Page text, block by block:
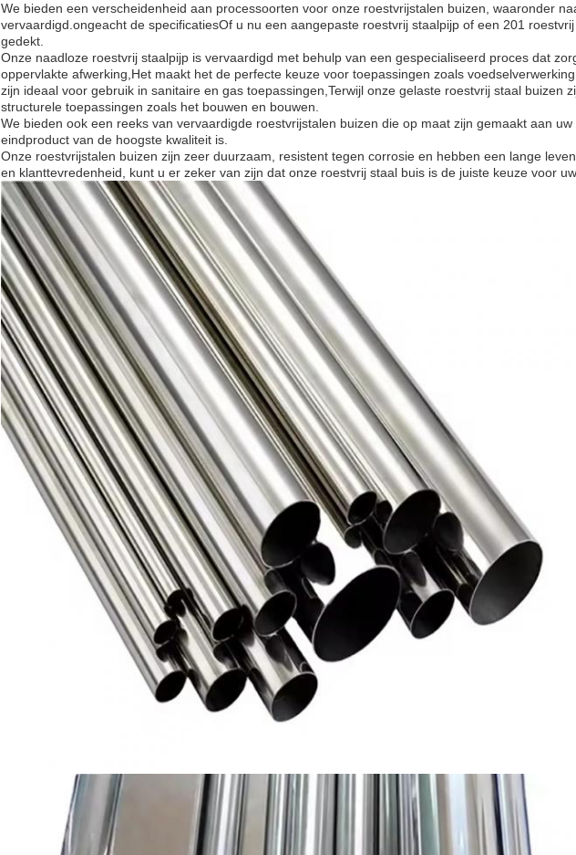
We bieden een verscheidenheid aan processoorten voor onze roestvrijstalen buizen, waaronder
vervaardigd.ongeacht de specificatiesOf u nu een aangepaste roestvrij staalpijp of een 201
gedekt.
Onze naadloze roestvrij staalpijp is vervaardigd met behulp van een gespecialiseerd proces dat
oppervlakte afwerking,Het maakt het de perfecte keuze voor toepassingen zoals
zijn ideaal voor gebruik in sanitaire en gas toepassingen,Terwijl onze gelaste roestvrij staal buizen
structurele toepassingen zoals het bouwen en bouwen.
We bieden ook een reeks van vervaardigde roestvrijstalen buizen die op maat zijn gemaakt aan
eindproduct van de hoogste kwaliteit is.
Onze roestvrijstalen buizen zijn zeer duurzaam, resistent tegen corrosie en hebben een lange
en klanttevredenheid, kunt u er zeker van zijn dat onze roestvrij staal buis is de juiste keuze voor